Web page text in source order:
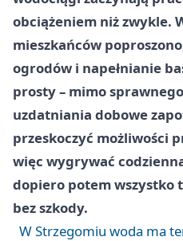
obciążeniem niż zwykle.
mieszkańców
ogrodów i napełnianie
prosty – mimo
uzdatniania dobowe
przeskoczyć możliwości
więc wygrywać
dopiero potem wszystko
bez szkody.
W Strzegomiu woda ma